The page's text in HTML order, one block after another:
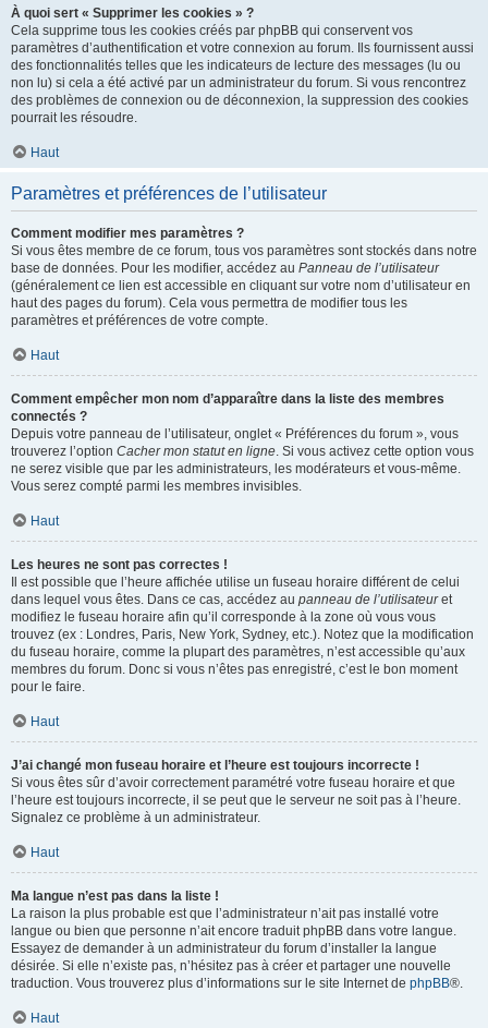
À quoi sert « Supprimer les cookies » ?
Cela supprime tous les cookies créés par phpBB qui conservent vos
paramètres d’authentification et votre connexion au forum. Ils fournissent aussi
des fonctionnalités telles que les indicateurs de lecture des messages (lu ou
non lu) si cela a été activé par un administrateur du forum. Si vous rencontrez
des problèmes de connexion ou de déconnexion, la suppression des cookies
pourrait les résoudre.
Haut
Paramètres et préférences de l’utilisateur
Comment modifier mes paramètres ?
Si vous êtes membre de ce forum, tous vos paramètres sont stockés dans notre
base de données. Pour les modifier, accédez au Panneau de l’utilisateur
(généralement ce lien est accessible en cliquant sur votre nom d’utilisateur en
haut des pages du forum). Cela vous permettra de modifier tous les
paramètres et préférences de votre compte.
Haut
Comment empêcher mon nom d’apparaître dans la liste des membres
connectés ?
Depuis votre panneau de l’utilisateur, onglet « Préférences du forum », vous
trouverez l’option Cacher mon statut en ligne. Si vous activez cette option vous
ne serez visible que par les administrateurs, les modérateurs et vous-même.
Vous serez compté parmi les membres invisibles.
Haut
Les heures ne sont pas correctes !
Il est possible que l’heure affichée utilise un fuseau horaire différent de celui
dans lequel vous êtes. Dans ce cas, accédez au panneau de l’utilisateuret
modifiez le fuseau horaire afin qu’il corresponde à la zone où vous vous
trouvez (ex : Londres, Paris, New York, Sydney, etc.). Notez que la modification
du fuseau horaire, comme la plupart des paramètres, n’est accessible qu’aux
membres du forum. Donc si vous n’êtes pas enregistré, c’est le bon moment
pour le faire.
Haut
J’ai changé mon fuseau horaire et l’heure est toujours incorrecte !
Si vous êtes sûr d’avoir correctement paramétré votre fuseau horaire et que
l’heure est toujours incorrecte, il se peut que le serveur ne soit pas à l’heure.
Signalez ce problème à un administrateur.
Haut
Ma langue n’est pas dans la liste !
La raison la plus probable est que l’administrateur n’ait pas installé votre
langue ou bien que personne n’ait encore traduit phpBB dans votre langue.
Essayez de demander à un administrateur du forum d’installer la langue
désirée. Si elle n’existe pas, n’hésitez pas à créer et partager une nouvelle
traduction. Vous trouverez plus d’informations sur le site Internet de phpBB®.
Haut